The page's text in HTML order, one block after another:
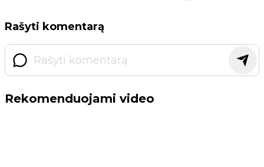
Rašyti komentarą
Rekomenduojami video